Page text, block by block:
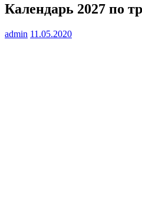
Календарь 2027 по
admin 11.05.2020